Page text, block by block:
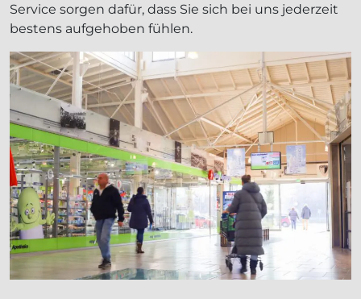
Service sorgen dafür, dass Sie sich bei uns jederzeit
bestens aufgehoben fühlen.